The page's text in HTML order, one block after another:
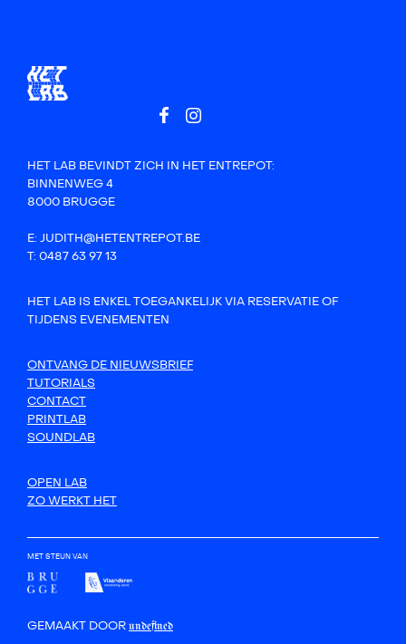
HET LAB BEVINDT ZICH IN HET ENTREPOT:
BINNENWEG 4
8000 BRUGGE
E: JUDITH@HETENTREPOT.BE
T: 0487 63 97 13
HET LAB IS ENKEL TOEGANKELIJK VIA RESERVATIE OF
TIJDENS EVENEMENTEN
ONTVANG DE NIEUWSBRIEF
TUTORIALS
CONTACT
PRINTLAB
SOUNDLAB
OPEN LAB
ZO WERKT HET
MET STEUN VAN
GEMAAKT DOOR undefined